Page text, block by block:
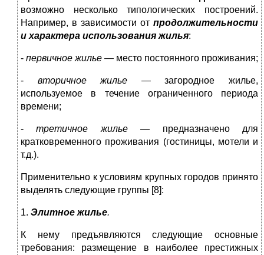
возможно несколько типологических построений.
Например, в зависимости от продолжительности
и характера использования жилья:
- первичное жилье — место постоянного проживания;
- вторичное жилье — загородное жилье,
используемое в течение ограниченного периода
времени;
-третичное жилье— предназначено для
кратковременного проживания (гостиницы, мотели и
т.д.).
Применительно к условиям крупных городов принято
выделять следующие группы [8]:
1. Элитное жилье.
К нему предъявляются следующие основные
требования: размещение в наиболее престижных